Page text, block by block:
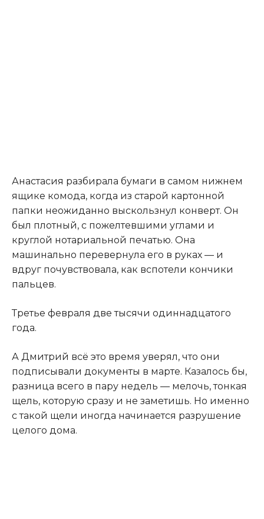
Анастасия разбирала бумаги в самом нижнем
ящике комода, когда из старой картонной
папки неожиданно выскользнул конверт. Он
был плотный, с пожелтевшими углами и
круглой нотариальной печатью. Она
машинально перевернула его в руках — и
вдруг почувствовала, как вспотели кончики
пальцев.
Третье февраля две тысячи одиннадцатого
года.
А Дмитрий всё это время уверял, что они
подписывали документы в марте. Казалось бы,
разница всего в пару недель — мелочь, тонкая
щель, которую сразу и не заметишь. Но именно
с такой щели иногда начинается разрушение
целого дома.